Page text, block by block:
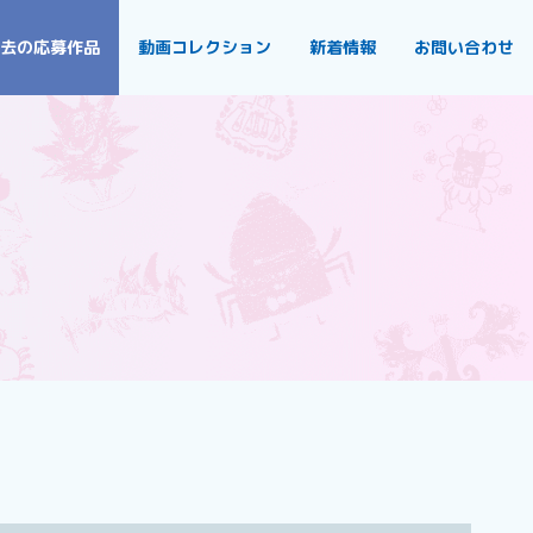
の応募作品 動画コレクション 新着情報 お問い合わせ